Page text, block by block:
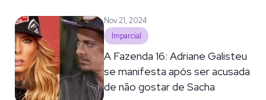
Nov 21, 2024
Imparcial
A Fazenda 16: Adriane Galisteu
se manifesta após ser acusada
de não gostar de Sacha